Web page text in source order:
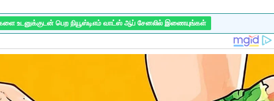
உடனுக்குடன் பெற நியூஸ்டிஎம் வாட்ஸ் ஆப் சேனலில் இணையுங்கள்